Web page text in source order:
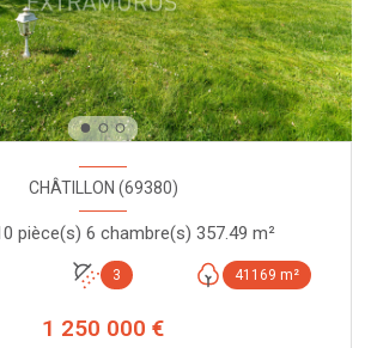
CHÂTILLON (69380)
Maison 10 pièce(s) 6 chambre(s) 357.49 m²
3 41169 m²
1 250 000 €